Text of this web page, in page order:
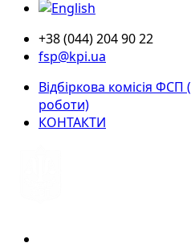
+38 (044) 204 90 22
fsp@kpi.ua
Відбіркова комісія
роботи)
КОНТАКТИ